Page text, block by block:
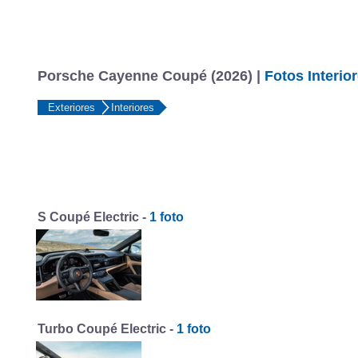
Porsche Cayenne Coupé (2026) | Fotos
Exteriores Interiores
S Coupé Electric - 1 foto
Turbo Coupé Electric - 1 foto